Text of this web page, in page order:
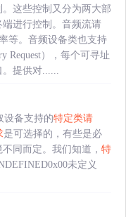
这些控制又分为两大部
进行控制。音频流请
等。音频设备类也支持
Request），每个可寻址
提供对......
设备支持的特定类请
是可选择的，有些是必
同而定。我们知道， 特
未定义